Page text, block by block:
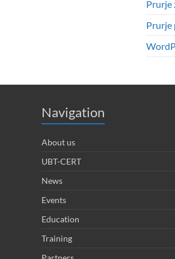
Prurje
Prurje
Navigation
About us
UBT-CERT
News
Events
Education
Training